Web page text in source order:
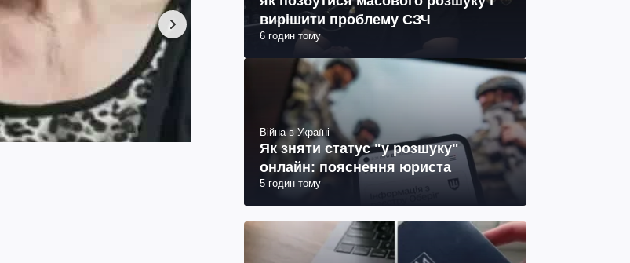
вирішити проблему СЗЧ
6 годин тому
Війна в Україні
Як зняти статус "у розшуку"
онлайн: пояснення юриста
5 годин тому